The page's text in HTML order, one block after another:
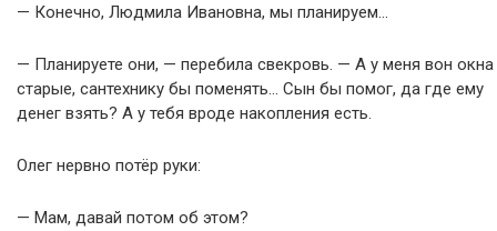
— Конечно, Людмила Ивановна, мы планируем…
— Планируете они, — перебила свекровь. — А у меня вон окна
старые, сантехнику бы поменять… Сын бы помог, да где ему
денег взять? А у тебя вроде накопления есть.
Олег нервно потёр руки:
— Мам, давай потом об этом?